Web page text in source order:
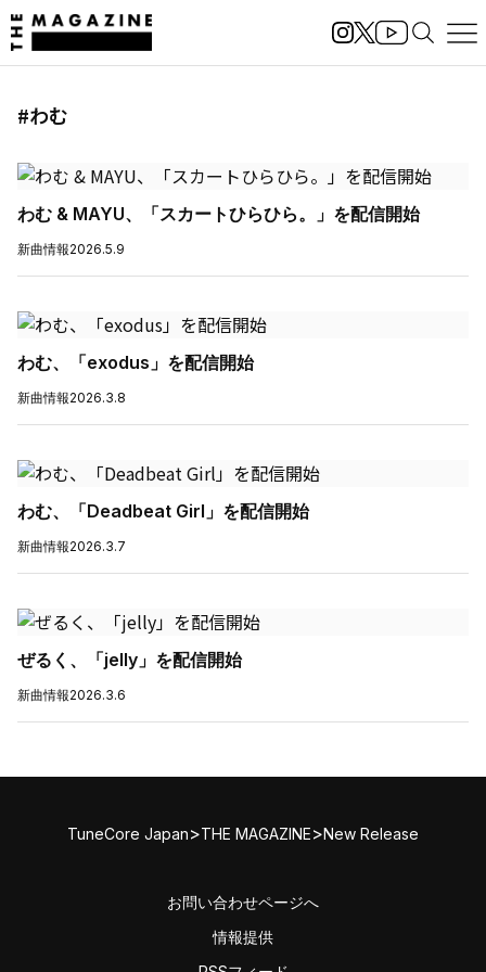
#わむ
わむ & MAYU、「スカートひらひら。」を配信開始
新曲情報2026.5.9
わむ、「exodus」を配信開始
新曲情報2026.3.8
わむ、「Deadbeat Girl」を配信開始
新曲情報2026.3.7
ぜるく、「jelly」を配信開始
新曲情報2026.3.6
TuneCore Japan>THE MAGAZINE>New Release
お問い合わせページへ
情報提供